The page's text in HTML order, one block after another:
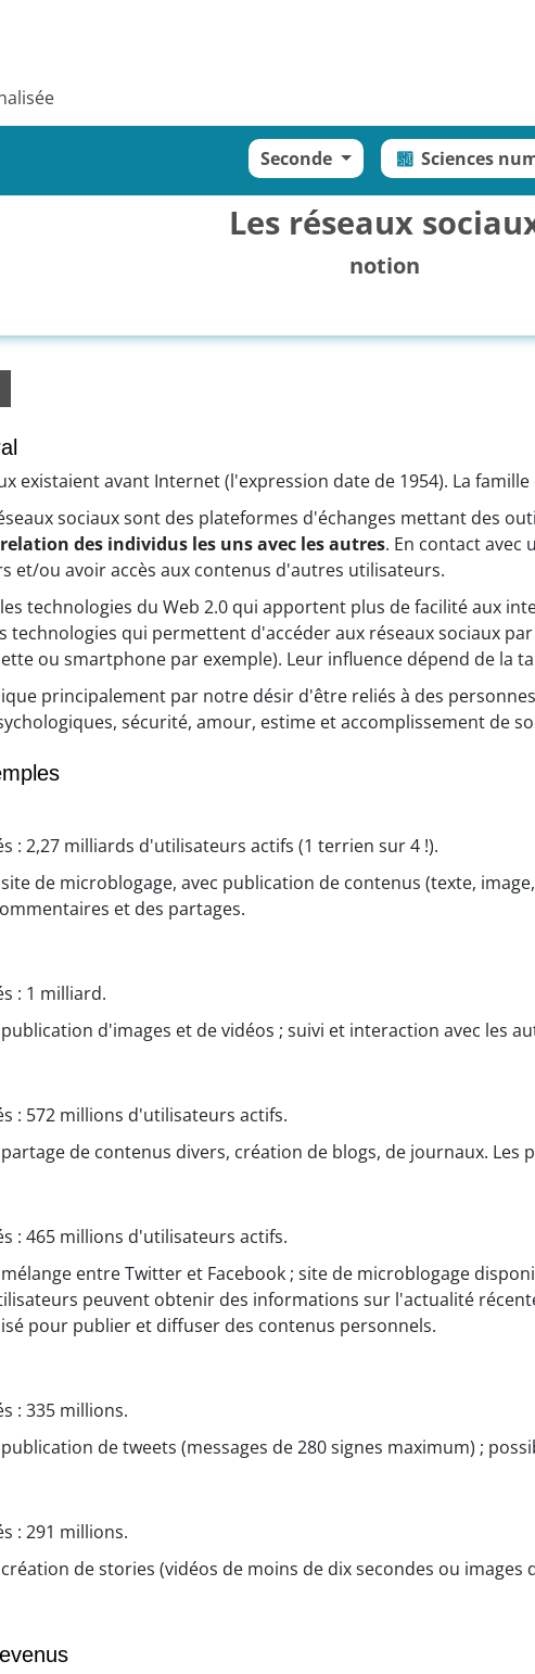
Seconde Sciences
Les réseaux
notion
existaient avant Internet (l'expression date de 1954). La
sociaux sont des plateformes d'échanges mettant des
des individus les uns avec les autres. En contact
et/ou avoir accès aux contenus d'autres utilisateurs.
les technologies du Web 2.0 qui apportent plus de facilité aux
technologies qui permettent d'accéder aux réseaux sociaux
ou smartphone par exemple). Leur influence dépend de la
principalement par notre désir d'être reliés à des
sécurité, amour, estime et accomplissement de
: 2,27 milliards d'utilisateurs actifs (1 terrien sur 4 !).
de microblogage, avec publication de contenus (texte,
et des partages.
: 1 milliard.
d'images et de vidéos ; suivi et interaction avec les
: 572 millions d'utilisateurs actifs.
de contenus divers, création de blogs, de journaux.
: 465 millions d'utilisateurs actifs.
entre Twitter et Facebook ; site de microblogage
peuvent obtenir des informations sur l'actualité
pour publier et diffuser des contenus personnels.
: 335 millions.
de tweets (messages de 280 signes maximum) ;
: 291 millions.
de stories (vidéos de moins de dix secondes ou